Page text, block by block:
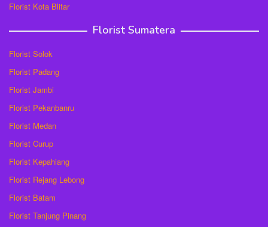
Florist Kota Blitar
Florist Sumatera
Florist Solok
Florist Padang
Florist Jambi
Florist Pekanbanru
Florist Medan
Florist Curup
Florist Kepahiang
Florist Rejang Lebong
Florist Batam
Florist Tanjung Pinang